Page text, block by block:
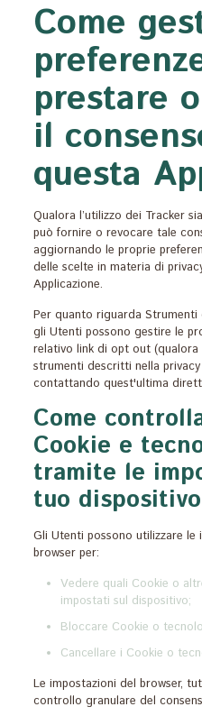
trattati:
Come
prestare
il
questa
Qualora l’utilizzo dei Tracker
può fornire o revocare tale
aggiornando le proprie
delle scelte in materia di
Applicazione.
Per quanto riguarda
gli Utenti possono gestire le
relativo link di opt out
strumenti descritti nella
contattando quest'ultima
Come
Cookie e
tramite le
tuo dispositivo
Gli Utenti possono utilizzare le
browser per:
Vedere quali Cookie o
impostati sul dispositivo;
Bloccare Cookie o
Cancellare i Cookie o
Le impostazioni del browser,
controllo granulare del